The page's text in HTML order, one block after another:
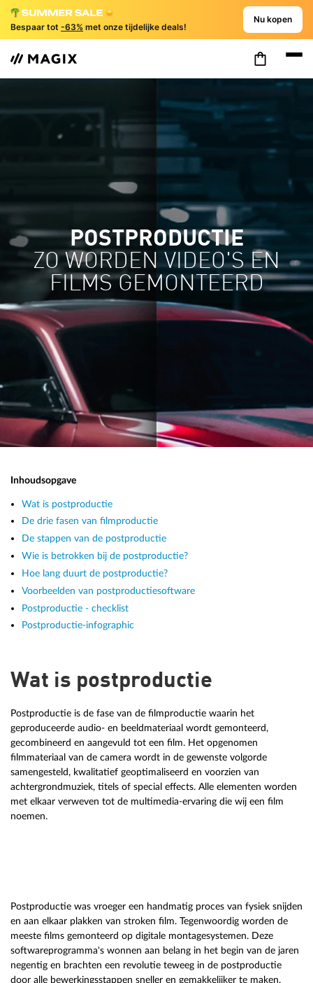
Bespaar tot -63% met onze tijdelijke deals!
Nu kopen
POSTPRODUCTIE
ZO WORDEN VIDEO'S EN
FILMS GEMONTEERD
Inhoudsopgave
Wat is postproductie
De drie fasen van filmproductie
De stappen van de postproductie
Wie is betrokken bij de postproductie?
Hoe lang duurt de postproductie?
Voorbeelden van postproductiesoftware
Postproductie - checklist
Postproductie-infographic
Wat is postproductie
Postproductie is de fase van de filmproductie waarin het
geproduceerde audio- en beeldmateriaal wordt gemonteerd,
gecombineerd en aangevuld tot een film. Het opgenomen
filmmateriaal van de camera wordt in de gewenste volgorde
samengesteld, kwalitatief geoptimaliseerd en voorzien van
achtergrondmuziek, titels of special effects. Alle elementen worden
met elkaar verweven tot de multimedia-ervaring die wij een film
noemen.
Postproductie was vroeger een handmatig proces van fysiek snijden
en aan elkaar plakken van stroken film. Tegenwoordig worden de
meeste films gemonteerd op digitale montagesystemen. Deze
softwareprogramma's wonnen aan belang in het begin van de jaren
negentig en brachten een revolutie teweeg in de postproductie
door alle bewerkingsstappen sneller en gemakkelijker te maken.